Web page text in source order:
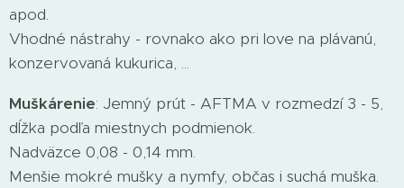
apod.
Vhodné nástrahy - rovnako ako pri love na plávanú,
konzervovaná kukurica, ...
Muškárenie: Jemný prút - AFTMA v rozmedzí 3 - 5,
dĺžka podľa miestnych podmienok.
Nadväzce 0,08 - 0,14 mm.
Menšie mokré mušky a nymfy, občas i suchá muška.